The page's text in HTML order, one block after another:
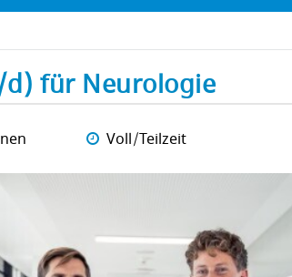
für Neurologie
Voll/Teilzeit